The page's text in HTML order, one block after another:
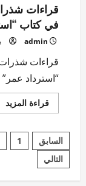
قراءات
في كتاب
admin
قراءات
“استرداد
قراءة المزيد
تعدد
صفحات
السابق 1
التالي